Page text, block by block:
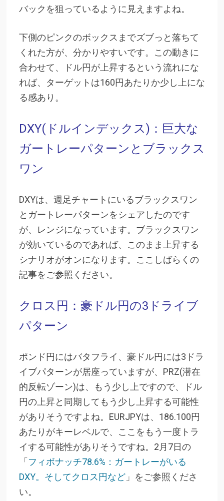
バックを狙っているように見えますよね。
下側のピンクのボックスまでズブっと落ちて
くれた方が、分かりやすいです。この動きに
合わせて、ドル円が上昇するという流れにな
れば、ターゲットは160円あたりか少し上にな
る感あり。
DXY(ドルインデックス)：巨大な
ガートレーパターンとブラックス
ワン
DXYは、週足チャートにいるブラックスワン
とガートレーパターンをシェアしたのです
が、レンジになっています。ブラックスワン
が効いているのであれば、このまま上昇する
シナリオがオンになります。ここしばらくの
記事をご参照ください。
クロス円：豪ドル円の3ドライブ
パターン
ポンド円にはバタフライ、豪ドル円には3ドラ
イブパターンが居座っていますが、PRZ(潜在
的反転ゾーン)は、もう少し上ですので、ドル
円の上昇と同期してもう少し上昇する可能性
がありそうですよね。EURJPYは、186.100円
あたりがキーレベルで、ここをもう一度トラ
イする可能性がありそうですね。2月7日の
「 フィボナッチ78.6%：ガートレーがいる
DXY。そしてクロス円など」をご参照くださ
い。